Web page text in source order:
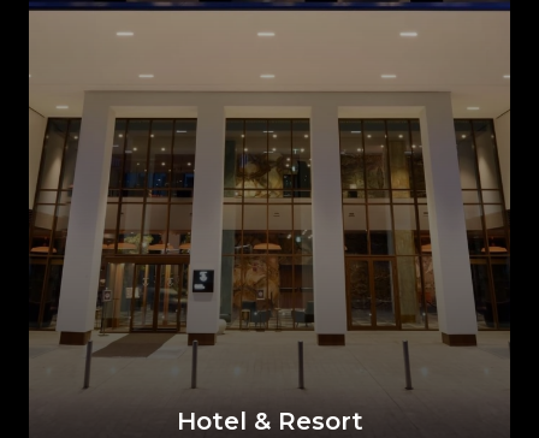
Hotel & Resort